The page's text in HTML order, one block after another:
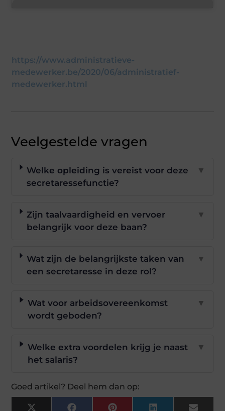
https://www.administratieve-
medewerker.be/2020/06/administratief-
medewerker.html
Veelgestelde vragen
Welke opleiding is vereist voor deze
secretaressefunctie?
▼
Zijn taalvaardigheid en vervoer
belangrijk voor deze baan?
▼
Wat zijn de belangrijkste taken van
een secretaresse in deze rol?
▼
Wat voor arbeidsovereenkomst
wordt geboden?
▼
Welke extra voordelen krijg je naast
het salaris?
▼
Goed artikel? Deel hem dan op: